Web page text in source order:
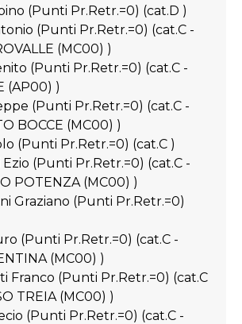
(Punti Pr.Retr.=0) (cat.D )
(Punti Pr.Retr.=0) (cat.C -
(MC00) )
(Punti Pr.Retr.=0) (cat.C -
(AP00) )
(Punti Pr.Retr.=0) (cat.C -
BOCCE (MC00) )
(Punti Pr.Retr.=0) (cat.C )
(Punti Pr.Retr.=0) (cat.C -
POTENZA (MC00) )
Graziano (Punti Pr.Retr.=0)
(Punti Pr.Retr.=0) (cat.C -
(MC00) )
Franco (Punti Pr.Retr.=0) (cat.C
TREIA (MC00) )
(Punti Pr.Retr.=0) (cat.C -